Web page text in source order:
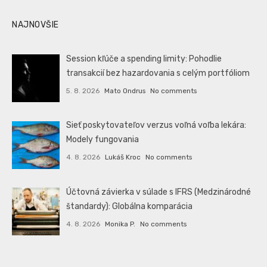
NAJNOVŠIE
Session kľúče a spending limity: Pohodlie
transakcií bez hazardovania s celým portfóliom
5. 8. 2026 Mato Ondrus No comments
Sieť poskytovateľov verzus voľná voľba lekára:
Modely fungovania
4. 8. 2026 Lukáš Kroc No comments
Účtovná závierka v súlade s IFRS (Medzinárodné
štandardy): Globálna komparácia
4. 8. 2026 Monika P. No comments